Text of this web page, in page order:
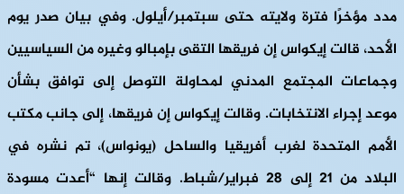
مدد مؤخرًا فترة ولايته حتى سبتمبر/أيلول. وفي بيان صدر يوم
الأحد، قالت إيكواس إن فريقها التقى بإمبالو وغيره من السياسيين
وجماعات المجتمع المدني لمحاولة التوصل إلى توافق بشأن
موعد إجراء الانتخابات. وقالت إيكواس إن فريقها، إلى جانب مكتب
الأمم المتحدة لغرب أفريقيا والساحل (يونواس)، تم نشره في
البلاد من 21 إلى 28 فبراير/شباط. وقالت إنها “أعدت مسودة